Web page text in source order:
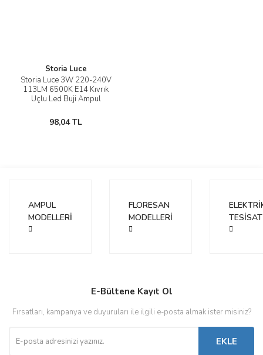
Storia Luce
Storia Luce 3W 220-240V
113LM 6500K E14 Kıvrık
Uçlu Led Buji Ampul
98,04 TL
AMPUL
MODELLERİ
FLORESAN
MODELLERİ
TESİSAT
E-Bültene Kayıt Ol
Fırsatları, kampanya ve duyuruları ile ilgili e-posta almak ister misiniz?
EKLE